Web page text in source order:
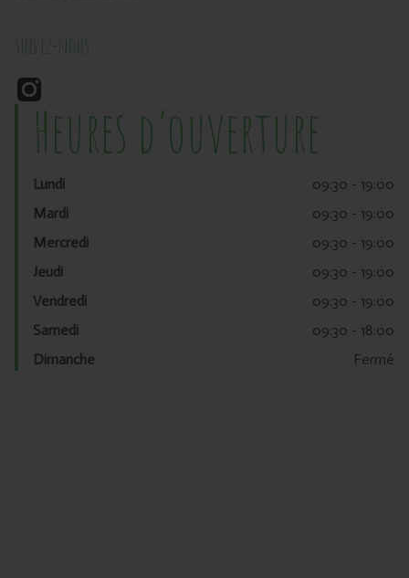
Suivez-nous
Heures d’ouverture
Lundi
09:30 - 19:00
Mardi
09:30 - 19:00
Mercredi
09:30 - 19:00
Jeudi
09:30 - 19:00
Vendredi
09:30 - 19:00
Samedi
09:30 - 18:00
Dimanche
Fermé